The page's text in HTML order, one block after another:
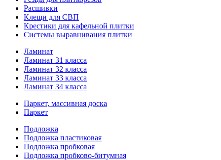
Расшивки
Клещи для СВП
Крестики для кафельной плитки
Системы выравнивания плитки
Ламинат
Ламинат 31 класса
Ламинат 32 класса
Ламинат 33 класса
Ламинат 34 класса
Паркет, массивная доска
Паркет
Подложка
Подложка пластиковая
Подложка пробковая
Подложка пробково-битумная